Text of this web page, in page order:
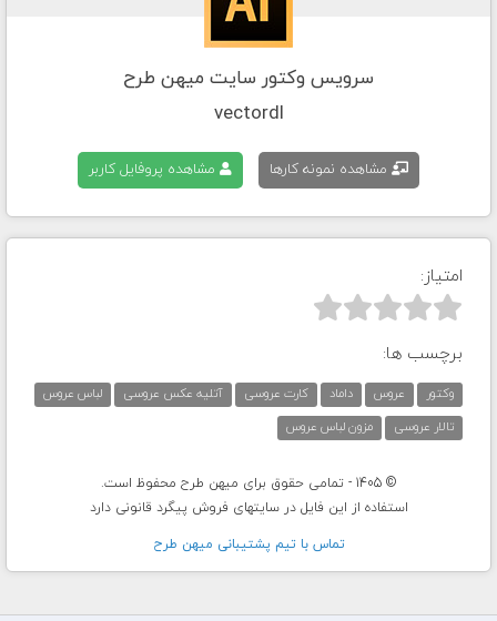
سرویس وکتور سایت میهن طرح
vectordl
مشاهده نمونه کارها مشاهده پروفایل کاربر
امتیاز:



برچسب ها:
وکتور عروس داماد کارت عروسی آتلیه عکس عروسی
لباس عروس
تالار عروسی
مزون لباس عروس
© 1405 - تمامی حقوق برای میهن طرح محفوظ است.
استفاده از این فایل در سایتهای فروش پیگرد قانونی دارد
تماس با تيم پشتيبانی ميهن طرح